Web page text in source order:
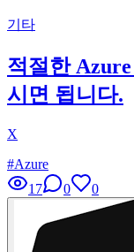
기타
적절한
시면 됩니다.
X
#Azure
17
0 0